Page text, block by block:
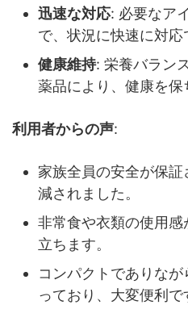
迅速な対応: 必要なア
で、状況に快速に対応
健康維持: 栄養バラン
薬品により、健康を保
利用者からの声:
家族全員の安全が保
減されました。
非常食や衣類の使用
立ちます。
コンパクトでありな
っており、大変便利で